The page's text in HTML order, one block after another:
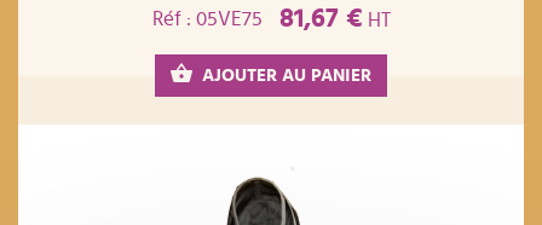
Réf : 05VE75
81,67 € HT
AJOUTER AU PANIER